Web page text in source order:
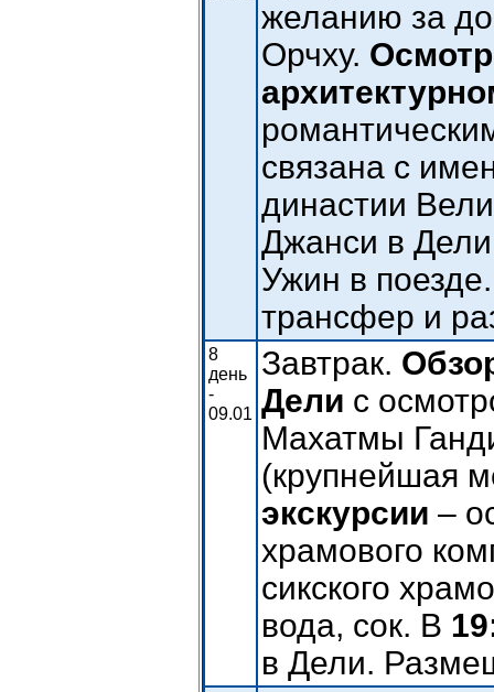
желанию за
Орчху.
связана с
династии
Джанси в
Ужин в
трансфер и
8
день
-
09.01
Завтрак.
Дели с
Махатмы
(крупнейшая
экскурсии –
храмового
сикского
вода, сок. В
в Дели.